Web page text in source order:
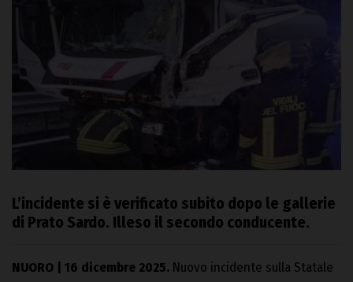
L’incidente si è verificato subito dopo le gallerie
di Prato Sardo. Illeso il secondo conducente.
NUORO | 16 dicembre 2025. Nuovo incidente sulla Statale